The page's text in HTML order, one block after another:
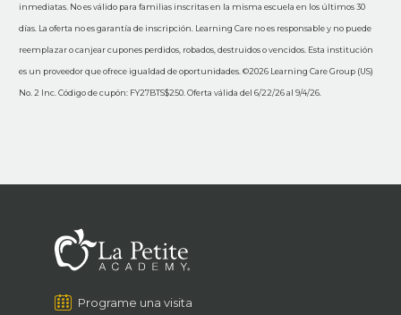
inmediatas. No es válido para familias inscritas en la misma escuela en los últimos 30
días. La oferta no es garantía de inscripción. Learning Care no es responsable y no puede
reemplazar o canjear cupones perdidos, robados, destruidos o vencidos. Esta institución
es un proveedor que ofrece igualdad de oportunidades. ©2026 Learning Care Group (US)
No. 2 Inc. Código de cupón: FY27BTS$250. Oferta válida del 6/22/26 al 9/4/26.
Programe una visita